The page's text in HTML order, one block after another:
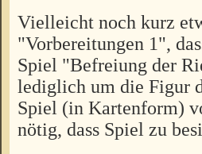
Vielleicht noch kurz
"Vorbereitungen 1",
Spiel "Befreiung der
lediglich um die Figur
Spiel (in Kartenform)
nötig, dass Spiel zu